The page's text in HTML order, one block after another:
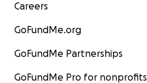
Careers
GoFundMe.org
GoFundMe Partnerships
GoFundMe Pro for nonprofits